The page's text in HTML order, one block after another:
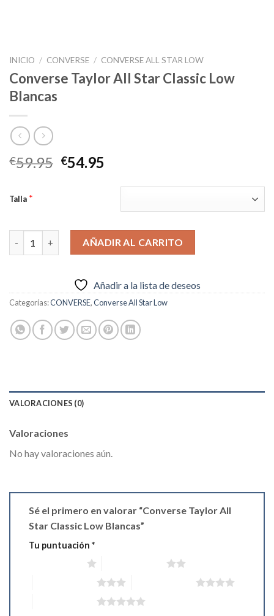
INICIO / CONVERSE / CONVERSE ALL STAR LOW
Converse Taylor All Star Classic Low
Blancas
€59.95 El
€54.95
actual
Talla *
Converse Taylor All Star Classic Low Blancas cantidad
AÑADIR AL CARRITO
Añadir a la lista de deseos
Categorías:CONVERSE,Converse All Star Low
VALORACIONES (0)
Valoraciones
No hay valoraciones aún.
Sé el primero en valorar “Converse Taylor All
Star Classic Low Blancas”
Tu puntuación *